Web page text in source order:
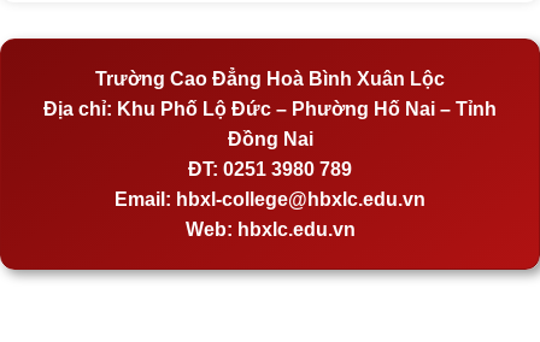
Trường Cao Đẳng Hoà Bình Xuân Lộc
Địa chỉ: Khu Phố Lộ Đức – Phường Hố Nai – Tỉnh
Đồng Nai
ĐT: 0251 3980 789
Email: hbxl-college@hbxlc.edu.vn
Web: hbxlc.edu.vn